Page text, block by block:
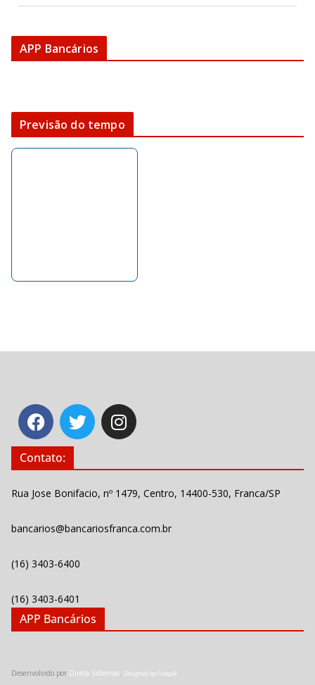
APP Bancários
Previsão do tempo
Contato:
Rua Jose Bonifacio, nº 1479, Centro, 14400-530, Franca/SP
bancarios@bancariosfranca.com.br
(16) 3403-6400
(16) 3403-6401
APP Bancários
Desenvolvido por Direta Sistemas. Designed by Freepik